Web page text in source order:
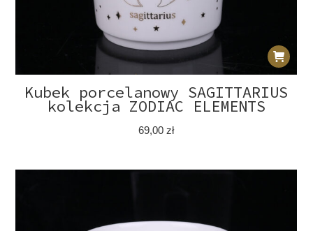
Kubek porcelanowy SAGITTARIUS
kolekcja ZODIAC ELEMENTS
69,00 zł